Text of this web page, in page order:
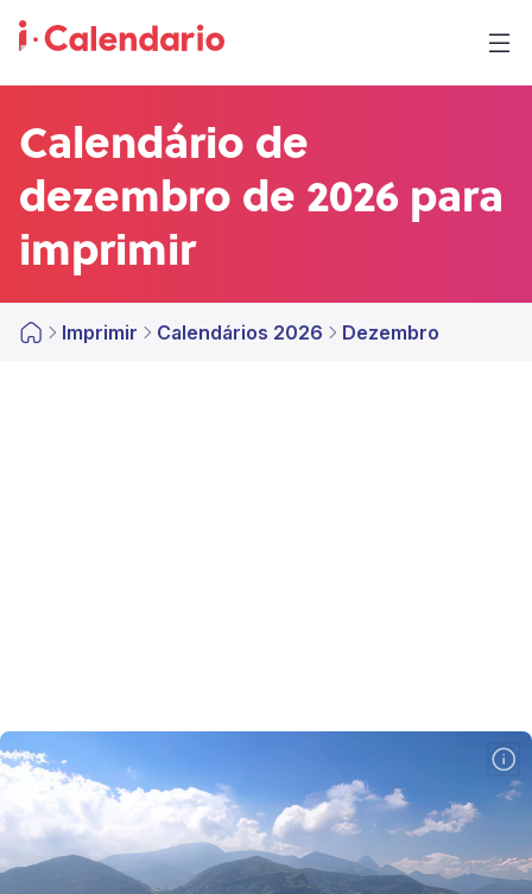
Calendário de
dezembro de 2026 para
imprimir
Imprimir Calendários 2026 Dezembro